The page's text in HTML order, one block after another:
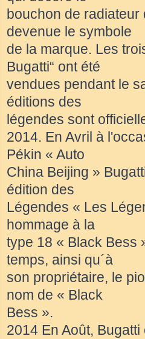
bouchon de radiateur
devenue le symbole
de la marque. Les
Bugatti“ ont été
vendues pendant le
éditions des
légendes sont
2014. En Avril à
Pékin « Auto
China Beijing »
édition des
Légendes « Les
hommage à la
type 18 « Black Bess
temps, ainsi qu´à
son propriétaire, le
nom de « Black
Bess ».
2014 En Août,